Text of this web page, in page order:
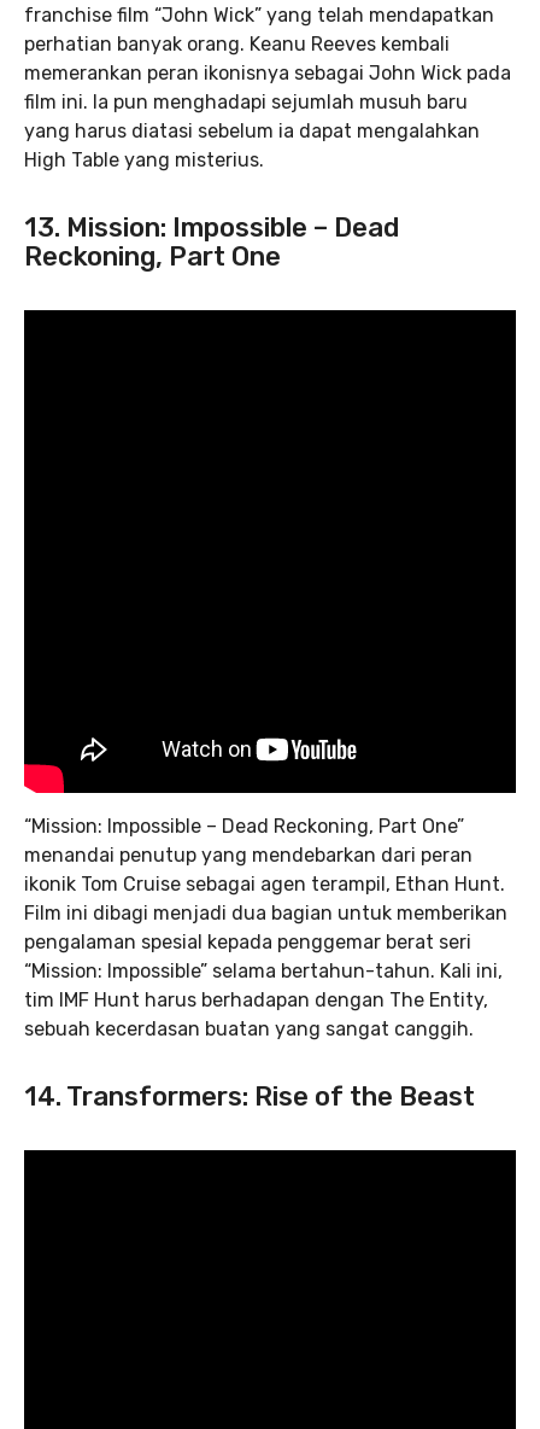
franchise film “John Wick” yang telah mendapatkan
perhatian banyak orang. Keanu Reeves kembali
memerankan peran ikonisnya sebagai John Wick pada
film ini. Ia pun menghadapi sejumlah musuh baru
yang harus diatasi sebelum ia dapat mengalahkan
High Table yang misterius.
13. Mission: Impossible – Dead
Reckoning, Part One
“Mission: Impossible – Dead Reckoning, Part One”
menandai penutup yang mendebarkan dari peran
ikonik Tom Cruise sebagai agen terampil, Ethan Hunt.
Film ini dibagi menjadi dua bagian untuk memberikan
pengalaman spesial kepada penggemar berat seri
“Mission: Impossible” selama bertahun-tahun. Kali ini,
tim IMF Hunt harus berhadapan dengan The Entity,
sebuah kecerdasan buatan yang sangat canggih.
14. Transformers: Rise of the Beast